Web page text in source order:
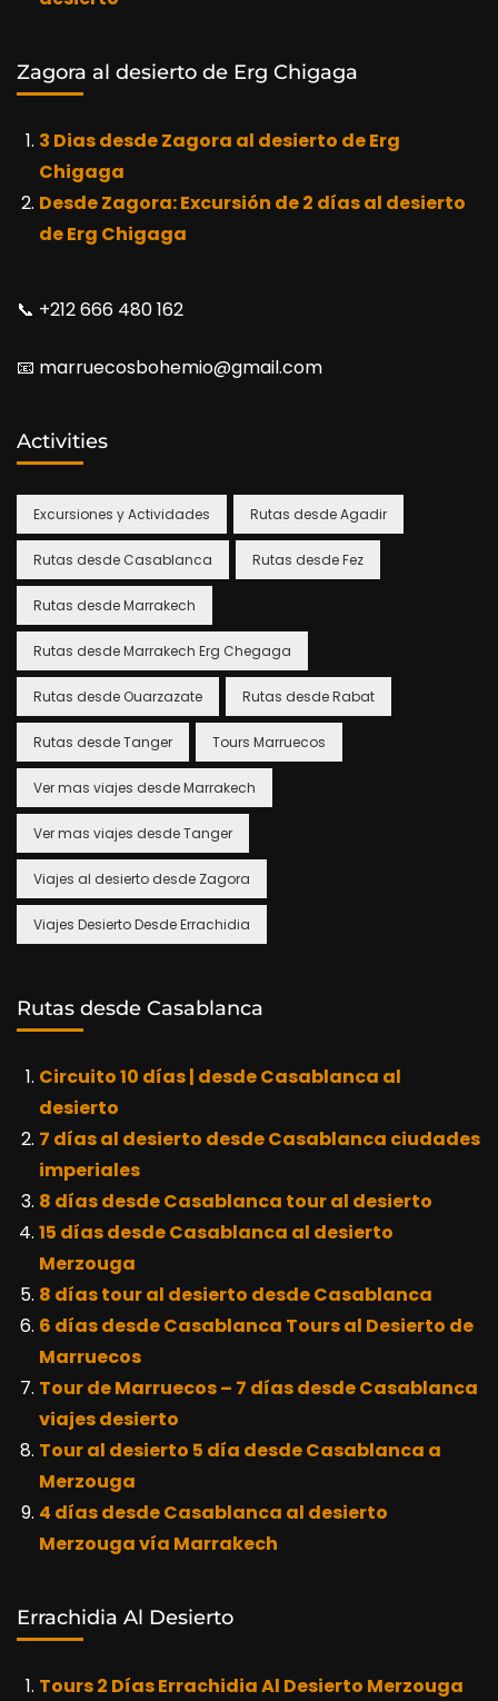
Zagora al desierto de Erg Chigaga
3 Dias desde Zagora al desierto de Erg
Chigaga
Desde Zagora: Excursión de 2 días al desierto
de Erg Chigaga
📞​ +212 666 480 162
📧​ marruecosbohemio@gmail.com
Activities
Excursiones y Actividades Rutas desde Agadir
Rutas desde Casablanca Rutas desde Fez
Rutas desde Marrakech
Rutas desde Marrakech Erg Chegaga
Rutas desde Ouarzazate Rutas desde Rabat
Rutas desde Tanger Tours Marruecos
Ver mas viajes desde Marrakech
Ver mas viajes desde Tanger
Viajes al desierto desde Zagora
Viajes Desierto Desde Errachidia
Rutas desde Casablanca
Circuito 10 días | desde Casablanca al
desierto
7 días al desierto desde Casablanca ciudades
imperiales
8 días desde Casablanca tour al desierto
15 días desde Casablanca al desierto
Merzouga
8 días tour al desierto desde Casablanca
6 días desde Casablanca Tours al Desierto de
Marruecos
Tour de Marruecos – 7 días desde Casablanca
viajes desierto
Tour al desierto 5 día desde Casablanca a
Merzouga
4 días desde Casablanca al desierto
Merzouga vía Marrakech
Errachidia Al Desierto
Tours 2 Días Errachidia Al Desierto Merzouga